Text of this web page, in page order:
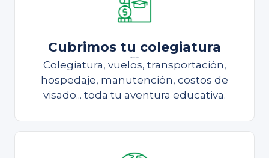
Cubrimos tu colegiatura
Colegiatura, vuelos, transportación,
hospedaje, manutención, costos de
visado... toda tu aventura educativa.